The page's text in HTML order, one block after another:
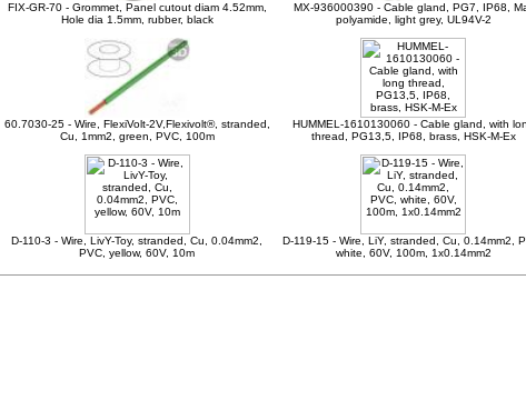
FIX-GR-70 - Grommet, Panel cutout diam 4.52mm,
Hole dia 1.5mm, rubber, black
MX-936000390 - Cable gland, PG7, IP68,
polyamide, light grey, UL94V-2
60.7030-25 - Wire, FlexiVolt-2V,Flexivolt®, stranded,
Cu, 1mm2, green, PVC, 100m
HUMMEL-1610130060 - Cable gland, with
thread, PG13,5, IP68, brass, HSK-M-Ex
D-110-3 - Wire, LivY-Toy, stranded, Cu, 0.04mm2,
PVC, yellow, 60V, 10m
D-119-15 - Wire, LiY, stranded, Cu, 0.14mm2,
white, 60V, 100m, 1x0.14mm2